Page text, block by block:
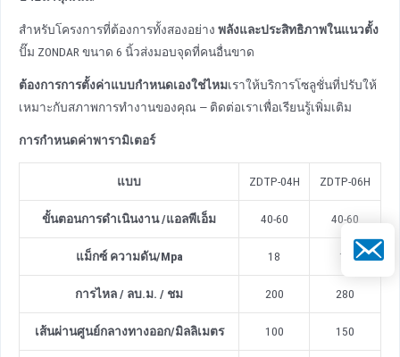
สําหรับโครงการที่ต้องการทั้งสองอย่าง พลังและประสิทธิภาพในแนวตั้ง
ปั๊ม ZONDAR ขนาด 6 นิ้วส่งมอบจุดที่คนอื่นขาด
ต้องการการตั้งค่าแบบกําหนดเองใช่ไหมเราให้บริการโซลูชั่นที่ปรับให้
เหมาะกับสภาพการทํางานของคุณ — ติดต่อเราเพื่อเรียนรู้เพิ่มเติม
การกําหนดค่าพารามิเตอร์
แบบ ZDTP-04H ZDTP-06H
ขั้นตอนการดําเนินงาน/แอลพีเอ็ม 40-60 40-60
แม็กซ์ ความดัน/Mpa 18 18
การไหล / ลบ.ม. / ชม 200 280
เส้นผ่านศูนย์กลางทางออก/มิลลิเมตร 100 150
อีเมล